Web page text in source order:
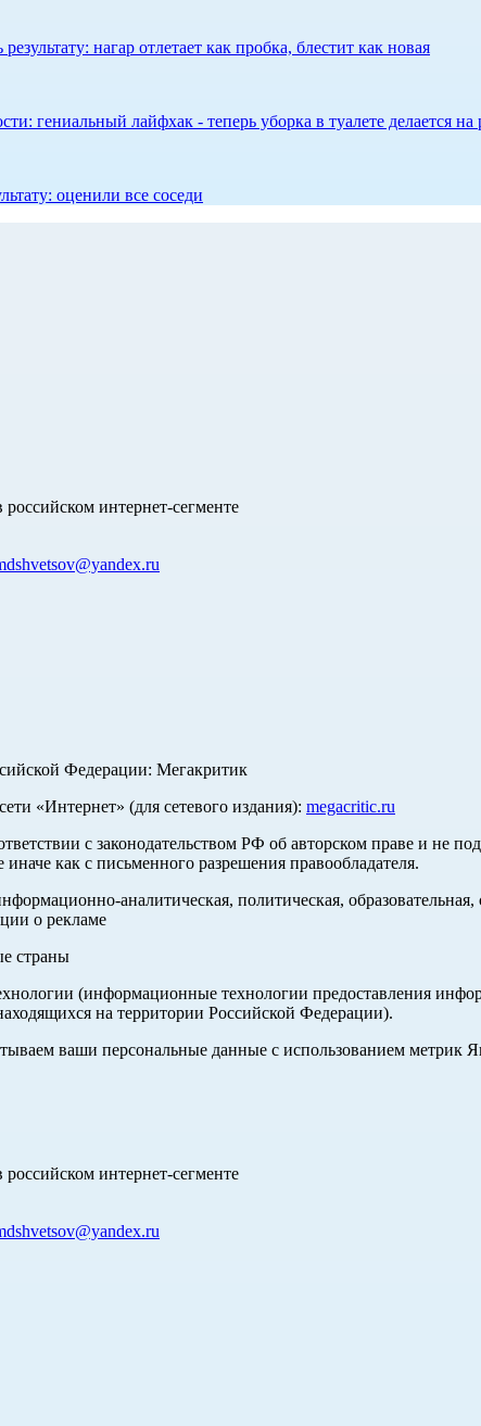
нагар отлетает как пробка, блестит как новая
гениальный лайфхак - теперь уборка в туалете делается на
оценили все соседи
интернет-сегменте
Федерации: Мегакритик
«Интернет» (для сетевого издания): megacritic.ru
с законодательством РФ об авторском праве и не
как с письменного разрешения правообладателя.
аналитическая, политическая, образовательная,
о рекламе
страны
(информационные технологии предоставления
на территории Российской Федерации).
ваши персональные данные с использованием метрик
интернет-сегменте